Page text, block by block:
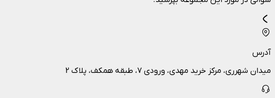
آدرس
میدان شهرری، مرکز خرید مهدی، ورودی ۷، طبقه همکف، پلاک 2